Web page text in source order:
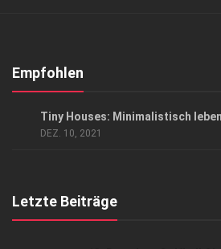
Kontakt, Impressum
Empfohlen
Tiny Houses: Minimalistisch leben
DEZ. 10, 2021
Letzte Beiträge